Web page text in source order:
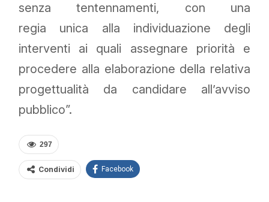
senza tentennamenti, con una
regia unica alla individuazione degli
interventi ai quali assegnare priorità e
procedere alla elaborazione della relativa
progettualità da candidare all’avviso
pubblico”.
297
Condividi Facebook